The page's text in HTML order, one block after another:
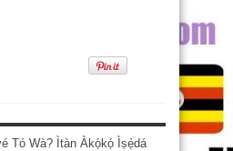
Tó Wà? Ìtàn Àkọ́kọ́ Ìṣẹ̀dá